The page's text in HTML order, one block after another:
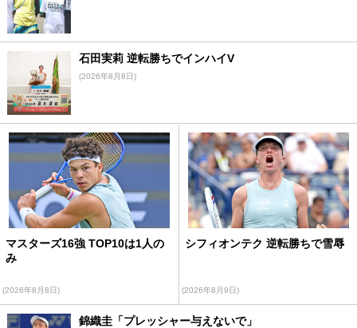
石田実莉 逆転勝ちでインハイV
(2026年8月8日)
マスターズ16強 TOP10は1人の
み
(2026年8月8日)
シフィオンテク 逆転勝ちで雪辱
(2026年8月9日)
錦織圭「プレッシャー与えないで」